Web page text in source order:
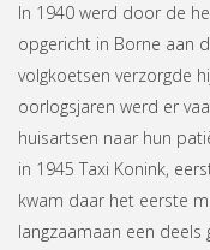
In 1940 werd door de
opgericht in Borne aan
volgkoetsen verzorgde
oorlogsjaren werd er
huisartsen naar hun
in 1945 Taxi Konink,
kwam daar het eerste
langzaamaan een deels